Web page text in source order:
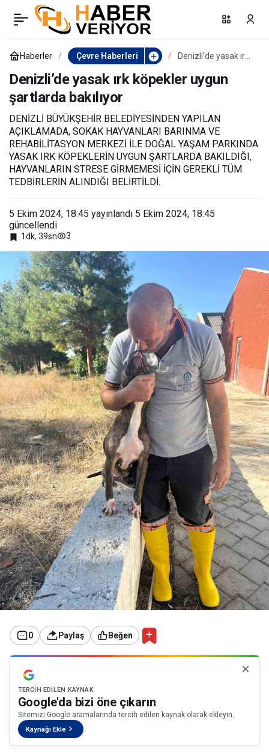
Haberler Çevre Haberleri
Denizli’de yasak ırk
şartlarda bakılıyor
Denizli’de yasak ırk köpekler uygun
şartlarda bakılıyor
DENİZLİ BÜYÜKŞEHİR BELEDİYESİNDEN YAPILAN
AÇIKLAMADA, SOKAK HAYVANLARI BARINMA VE
REHABİLİTASYON MERKEZİ İLE DOĞAL YAŞAM PARKINDA
YASAK IRK KÖPEKLERİN UYGUN ŞARTLARDA BAKILDIĞI,
HAYVANLARIN STRESE GİRMEMESİ İÇİN GEREKLİ TÜM
TEDBİRLERİN ALINDIĞI BELİRTİLDİ.
5 Ekim 2024, 18:45 yayınlandı 5 Ekim 2024, 18:45
güncellendi
1dk, 39sn 3
0 Paylaş Beğen
TERCIH EDILEN KAYNAK
Google'da bizi öne çıkarın
Sitemizi Google aramalarında tercih edilen kaynak olarak ekleyin.
Kaynağı Ekle
Çiçek gibi Nazilli için
belediye ekipleri
durmuyor
Paylaş